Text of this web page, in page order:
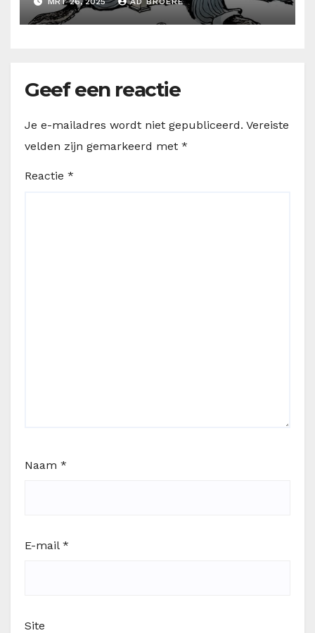
Geef een reactie
Je e-mailadres wordt niet gepubliceerd. Vereiste
velden zijn gemarkeerd met *
Reactie *
Naam *
E-mail *
Site